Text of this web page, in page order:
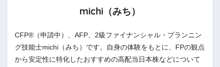
michi（みち）
CFP®（申請中）、AFP、2級ファイナンシャル・プランニン
グ技能士michi（みち）です。自身の体験をもとに、FPの観点
から安定性に特化したおすすめの高配当日本株などについて